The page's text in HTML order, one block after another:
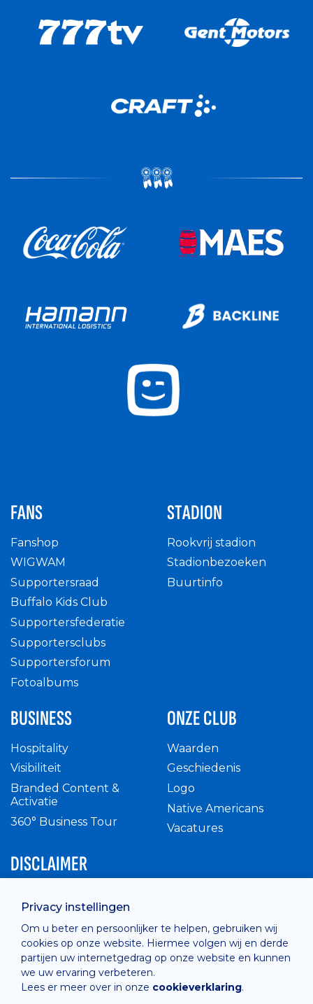
Privacy instellingen
Om u beter en persoonlijker te helpen, gebruiken wij
cookies op onze website. Hiermee volgen wij en derde
partijen uw internetgedrag op onze website en kunnen
we uw ervaring verbeteren.
Lees er meer over in onze cookieverklaring.
FANS
Fanshop
WIGWAM
Supportersraad
Buffalo Kids Club
Supportersfederatie
Supportersclubs
Supportersforum
Fotoalbums
STADION
Rookvrij stadion
Stadionbezoeken
Buurtinfo
BUSINESS
Hospitality
Visibiliteit
Branded Content &
Activatie
360° Business Tour
ONZE CLUB
Waarden
Geschiedenis
Logo
Native Americans
Vacatures
DISCLAIMER
Privacy Policy
Cashless
verkoopsvoorwaarden
Cookie Policy